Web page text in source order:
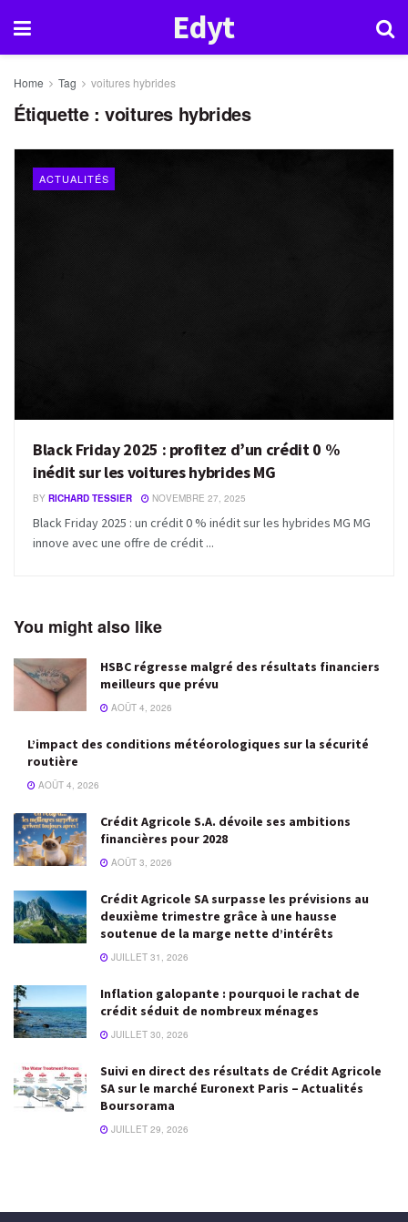
Edyt
Home Tag voitures hybrides
Étiquette :voitures hybrides
ACTUALITÉS
Black Friday 2025 : profitez d’un crédit 0 %
inédit sur les voitures hybrides MG
BY RICHARD TESSIER NOVEMBRE 27, 2025
Black Friday 2025 : un crédit 0 % inédit sur les hybrides MG MG
innove avec une offre de crédit ...
You might also like
HSBC régresse malgré des résultats financiers
meilleurs que prévu
AOÛT 4, 2026
L’impact des conditions météorologiques sur la sécurité
routière
AOÛT 4, 2026
Crédit Agricole S.A. dévoile ses ambitions
financières pour 2028
AOÛT 3, 2026
Crédit Agricole SA surpasse les prévisions au
deuxième trimestre grâce à une hausse
soutenue de la marge nette d’intérêts
JUILLET 31, 2026
Inflation galopante : pourquoi le rachat de
crédit séduit de nombreux ménages
JUILLET 30, 2026
Suivi en direct des résultats de Crédit Agricole
SA sur le marché Euronext Paris – Actualités
Boursorama
JUILLET 29, 2026